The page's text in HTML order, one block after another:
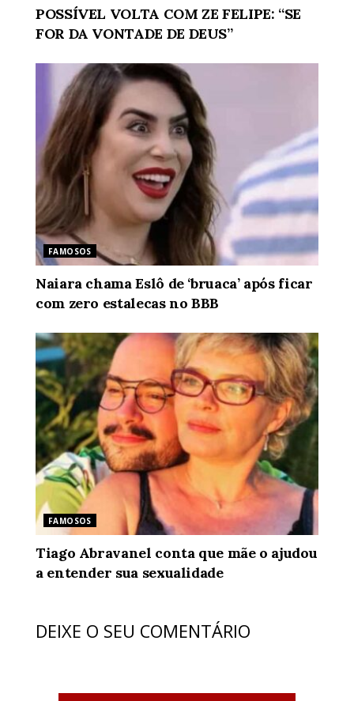
POSSÍVEL VOLTA COM ZE FELIPE: “SE
FOR DA VONTADE DE DEUS”
FAMOSOS
Naiara chama Eslô de ‘bruaca’ após ficar
com zero estalecas no BBB
FAMOSOS
Tiago Abravanel conta que mãe o ajudou
a entender sua sexualidade
DEIXE O SEU COMENTÁRIO